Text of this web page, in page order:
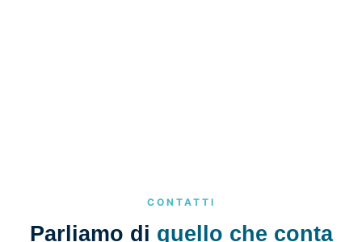
CONTATTI
Parliamo di quello che conta